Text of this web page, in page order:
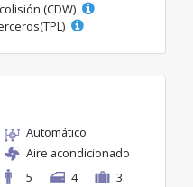
(CDW)
Automático
Aire acondicionado
5
4 3